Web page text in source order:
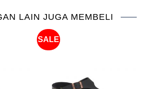
LAIN JUGA MEMBELI
SALE